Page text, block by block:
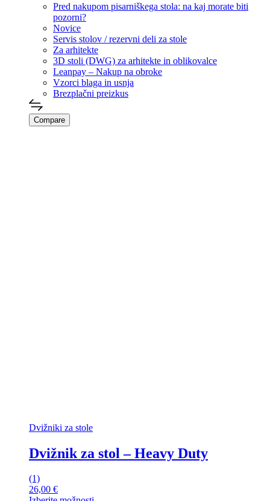
Pred nakupom pisarniškega stola: na kaj morate biti
pozorni?
Novice
Servis stolov / rezervni deli za stole
Za arhitekte
3D stoli (DWG) za arhitekte in oblikovalce
Leanpay – Nakup na obroke
Vzorci blaga in usnja
Brezplačni preizkus
Compare
Dvižniki za stole
Dvižnik za stol – Heavy Duty
(1)
26,00 €